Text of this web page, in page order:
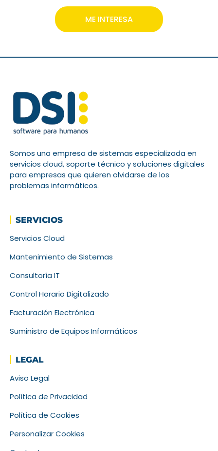
ME INTERESA
Somos una empresa de sistemas especializada en
servicios cloud, soporte técnico y soluciones digitales
para empresas que quieren olvidarse de los
problemas informáticos.
SERVICIOS
Servicios Cloud
Mantenimiento de Sistemas
Consultoría IT
Control Horario Digitalizado
Facturación Electrónica
Suministro de Equipos Informáticos
LEGAL
Aviso Legal
Política de Privacidad
Política de Cookies
Personalizar Cookies